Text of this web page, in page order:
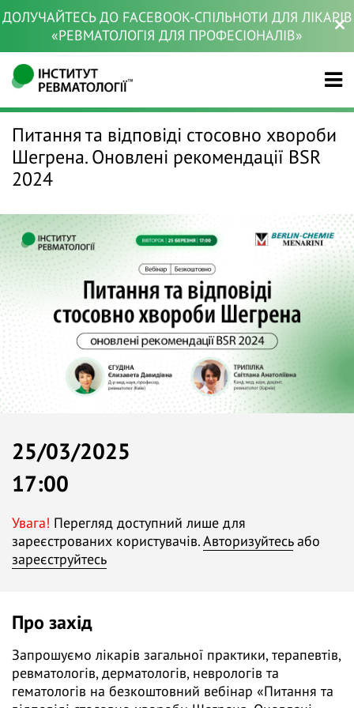
ДОЛУЧАЙТЕСЬ ДО FACEBOOK-СПІЛЬНОТИ ДЛЯ ЛІКАРІВ
«РЕВМАТОЛОГІЯ ДЛЯ ПРОФЕСІОНАЛІВ»
Питання та відповіді стосовно хвороби
Шегрена. Оновлені рекомендації BSR
2024
25/03/2025
17:00
Увага! Перегляд доступний лише для
зареєстрованих користувачів.Авторизуйтесьабо
зареєструйтесь
Про захід
Запрошуємо лікарів загальної практики, терапевтів,
ревматологів, дерматологів, неврологів та
гематологів на безкоштовний вебінар «Питання та